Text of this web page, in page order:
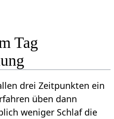
Tag
drei Zeitpunkten ein
üben dann
weniger Schlaf die